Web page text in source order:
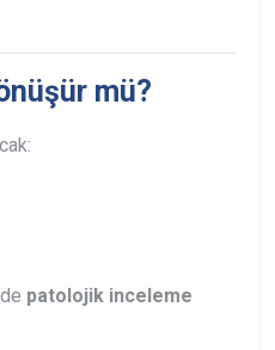
mü?
patolojik inceleme